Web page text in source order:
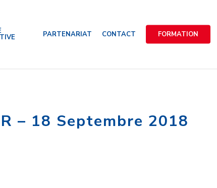
PARTENARIAT CONTACT FORMATION
– 18 Septembre 2018